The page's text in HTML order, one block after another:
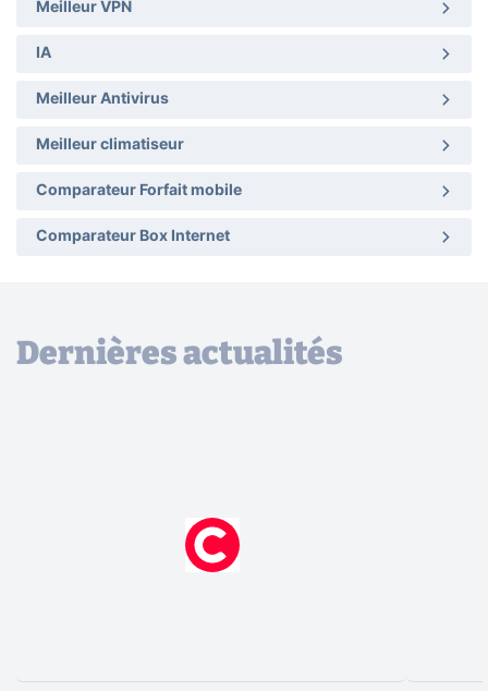
Meilleur VPN
IA
Meilleur Antivirus
Meilleur climatiseur
Comparateur Forfait mobile
Comparateur Box Internet
Dernières actualités